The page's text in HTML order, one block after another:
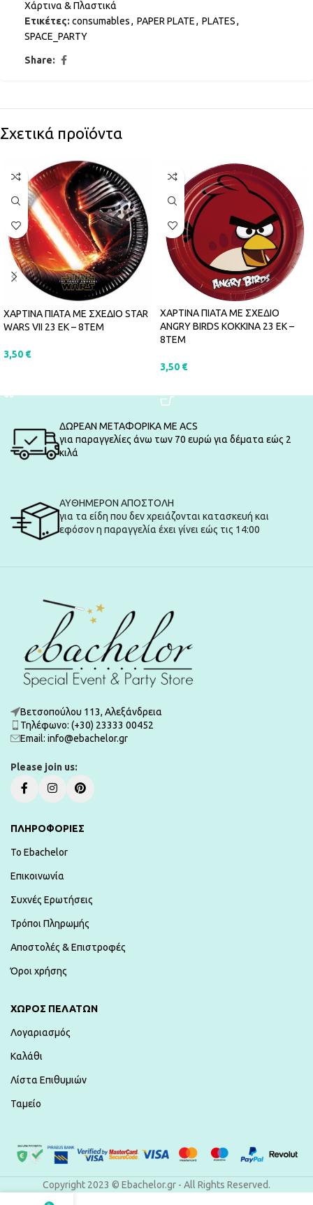
Χάρτινα & Πλαστικά
Ετικέτες: consumables, PAPER PLATE, PLATES,
SPACE_PARTY
Share:
Σχετικά προϊόντα
ΧΑΡΤΙΝΑ ΠΙΑΤΑ ΜΕ ΣΧΕΔΙΟ STAR
WARS VII 23 ΕΚ – 8ΤΕΜ
3,50 €
ΧΑΡΤΙΝΑ ΠΙΑΤΑ ΜΕ ΣΧΕΔΙΟ
ANGRY BIRDS ΚΟΚΚΙΝΑ 23 ΕΚ –
8ΤΕΜ
3,50 €
ΔΩΡΕΑΝ ΜΕΤΑΦΟΡΙΚΑ ΜΕ ACS
για παραγγελίες άνω των 70 ευρώ για δέματα εώς 2
κιλά
ΑΥΘΗΜΕΡΟΝ ΑΠΟΣΤΟΛΗ
για τα είδη που δεν χρειάζονται κατασκευή και
εφόσον η παραγγελία έχει γίνει εώς τις 14:00
Βετσοπούλου 113, Αλεξάνδρεια
Τηλέφωνο: (+30) 23333 00452
Εmail: info@ebachelor.gr
Please join us:
ΠΛΗΡΟΦΟΡΙΕΣ
To Ebachelor
Επικοινωνία
Συχνές Ερωτήσεις
Τρόποι Πληρωμής
Αποστολές & Επιστροφές
Όροι χρήσης
ΧΏΡΟΣ ΠΕΛΑΤΏΝ
Λογαριασμός
Καλάθι
Λίστα Επιθυμιών
Ταμείο
Copyright 2023 © Ebachelor.gr - All Rights Reserved.